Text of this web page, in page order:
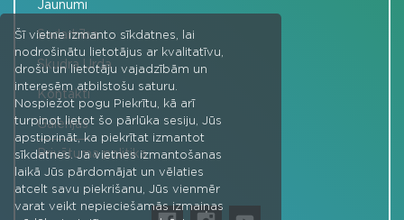
Šī vietne izmanto sīkdatnes, lai
nodrošinātu lietotājus ar kvalitatīvu,
drošu un lietotāju vajadzībām un
interesēm atbilstošu saturu.
Nospiežot pogu Piekrītu, kā arī
turpinot lietot šo pārlūka sesiju, Jūs
apstiprināt, ka piekrītat izmantot
sīkdatnes. Ja vietnes izmantošanas
laikā Jūs pārdomājat un vēlaties
atcelt savu piekrišanu, Jūs vienmēr
varat veikt nepieciešamās izmaiņas
Jaunumi
Sadarbība
Skudra Urda
Kontakti
Galerijas
Privātuma politika